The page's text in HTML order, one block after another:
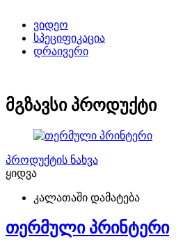
ვიდეო
სპეციფიკაცია
დრაივერი
მგზავსი პროდუქტი
პროდუქტის ნახვა
ყიდვა
კალათაში დამატება
თერმული პრინტერი